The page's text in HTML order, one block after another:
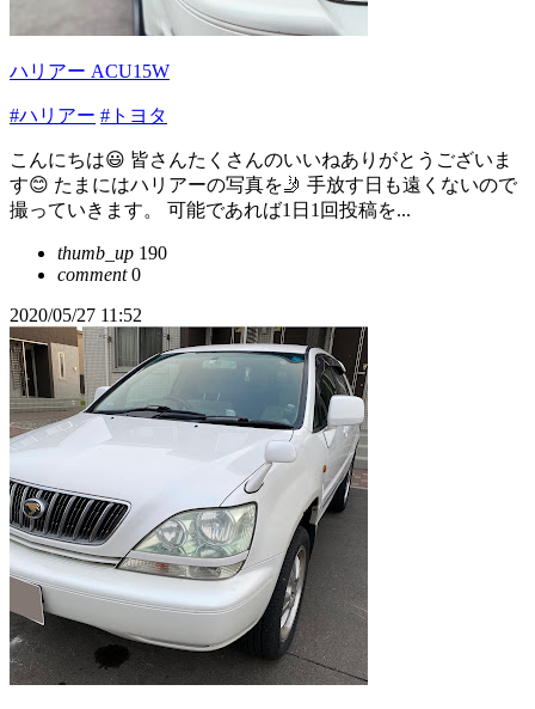
ハリアー ACU15W
#ハリアー #トヨタ
こんにちは😃 皆さんたくさんのいいねありがとうございま
す😊 たまにはハリアーの写真を🤳 手放す日も遠くないので
撮っていきます。 可能であれば1日1回投稿を...
thumb_up 190
comment0
2020/05/27 11:52